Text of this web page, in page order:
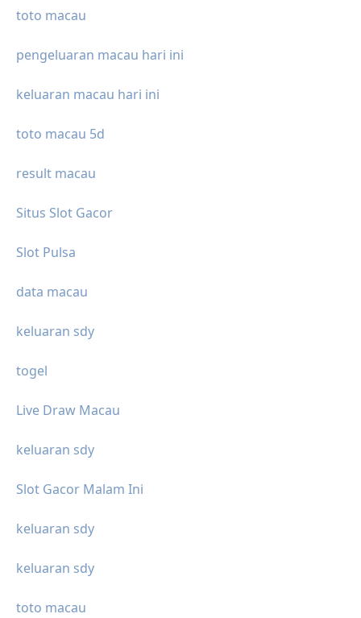
toto macau
pengeluaran macau hari ini
keluaran macau hari ini
toto macau 5d
result macau
Situs Slot Gacor
Slot Pulsa
data macau
keluaran sdy
togel
Live Draw Macau
keluaran sdy
Slot Gacor Malam Ini
keluaran sdy
keluaran sdy
toto macau